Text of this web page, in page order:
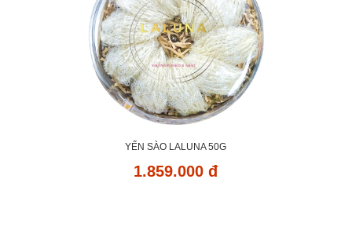
YẾN SÀO LALUNA 50G
1.859.000 đ